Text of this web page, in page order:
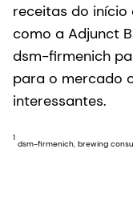
receitas do início
como a Adjunct
dsm-firmenich
para o mercado
interessantes.
1
dsm-firmenich, brewing